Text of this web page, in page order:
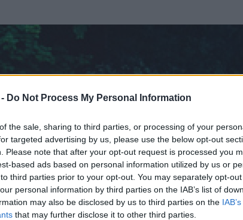
Do Not Process My Personal Information
the sale, sharing to third parties, or processing of your
targeted advertising by us, please use the below opt-out
Please note that after your opt-out request is processed you
based ads based on personal information utilized by us or
third parties prior to your opt-out. You may separately opt-
personal information by third parties on the IAB’s list of
may also be disclosed by us to third parties on the
that may further disclose it to other third parties.